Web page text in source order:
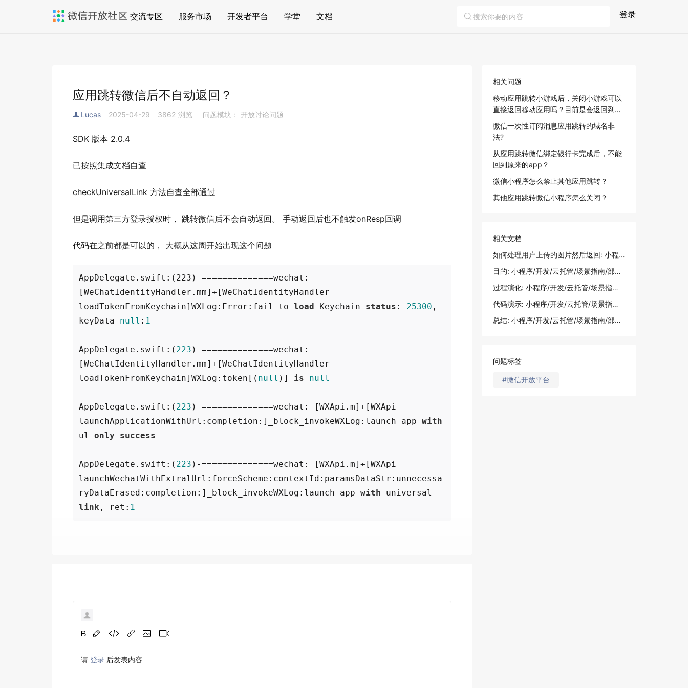
交流专区 服务市场 开发者平台 学堂 文档 登录
应用跳转微信后不自动返回？
Lucas 2025-04-29 3862 浏览 问题模块： 开放讨论问题
SDK 版本 2.0.4
已按照集成文档自查
checkUniversalLink 方法自查全部通过
但是调用第三方登录授权时， 跳转微信后不会自动返回。 手动返回后也不触发onResp回调
代码在之前都是可以的， 大概从这周开始出现这个问题
AppDelegate.swift:(223)-==============wechat:
[WeChatIdentityHandler.mm]+[WeChatIdentityHandler
loadTokenFromKeychain]WXLog:Error:fail to load Keychain status : -25300 ,
keyData null : 1
AppDelegate.swift:( 223 )-==============wechat:
[WeChatIdentityHandler.mm]+[WeChatIdentityHandler
loadTokenFromKeychain]WXLog:token[( null )] is null
AppDelegate.swift:( 223 )-==============wechat: [WXApi.m]+[WXApi
launchApplicationWithUrl:completion:]_block_invokeWXLog:launch app with
ul only success
AppDelegate.swift:( 223 )-==============wechat: [WXApi.m]+[WXApi
launchWechatWithExtralUrl:forceScheme:contextId:paramsDataStr:unnecessa
ryDataErased:completion:]_block_invokeWXLog:launch app with
link , ret: 1
请 登录 后发表内容
相关问题
移动应用跳转小游戏后，关闭小游戏可以
直接返回移动应用吗？目前是会返回到微
信的聊天页面。
微信一次性订阅消息应用跳转的域名非
法?
从应用跳转微信绑定银行卡完成后，不能
回到原来的app？
微信小程序怎么禁止其他应用跳转？
其他应用跳转微信小程序怎么关闭？
相关文档
如何处理用户上传的图片然后返回: 小程序/开发/云托管/场景指南/部署指南/如何处理用户上传的图片然后返回
目的: 小程序/开发/云托管/场景指南/部署指南/如何处理用户上传的图片然后返回
过程演化: 小程序/开发/云托管/场景指南/部署指南/如何处理用户上传的图片然后返回
代码演示: 小程序/开发/云托管/场景指南/部署指南/如何处理用户上传的图片然后返回
总结: 小程序/开发/云托管/场景指南/部署指南/如何处理用户上传的图片然后返回
问题标签
#微信开放平台